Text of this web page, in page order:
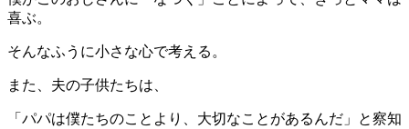
喜ぶ。
そんなふうに小さな心で考える。
また、夫の子供たちは、
「パパは僕たちのことより、大切なことがあるんだ」と察知